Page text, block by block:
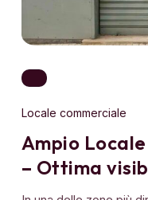
Locale commerciale
Ampio
– Ottima